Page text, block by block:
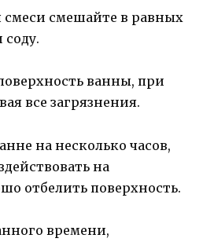
смеси смешайте в равных
соду.
ванны, при
все загрязнения.
на несколько часов,
на
отбелить поверхность.
времени,